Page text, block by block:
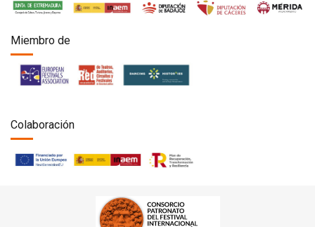
Miembro de
Colaboración